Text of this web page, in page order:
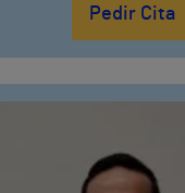
Pedir Cita